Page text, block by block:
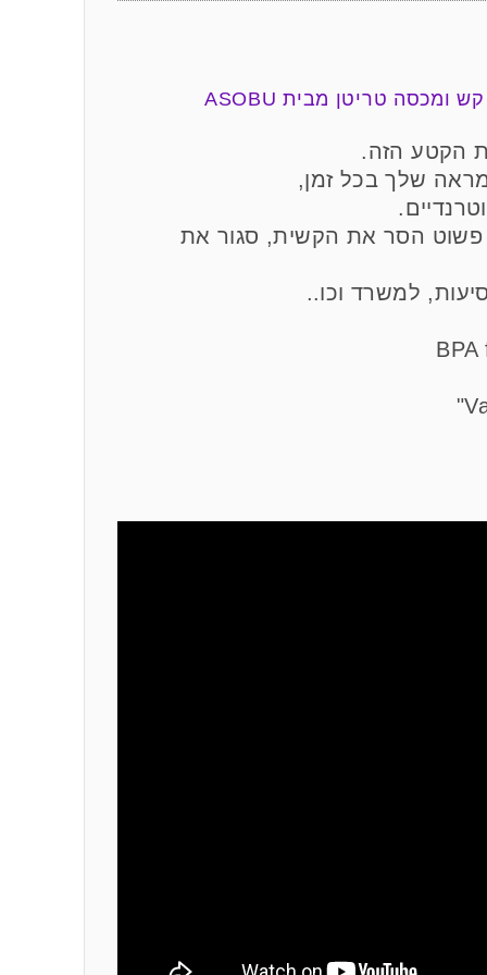
הקטע הזה.
שלך בכל זמן,
פשוט הסר את הקשית, סגור את
למשרד וכו..